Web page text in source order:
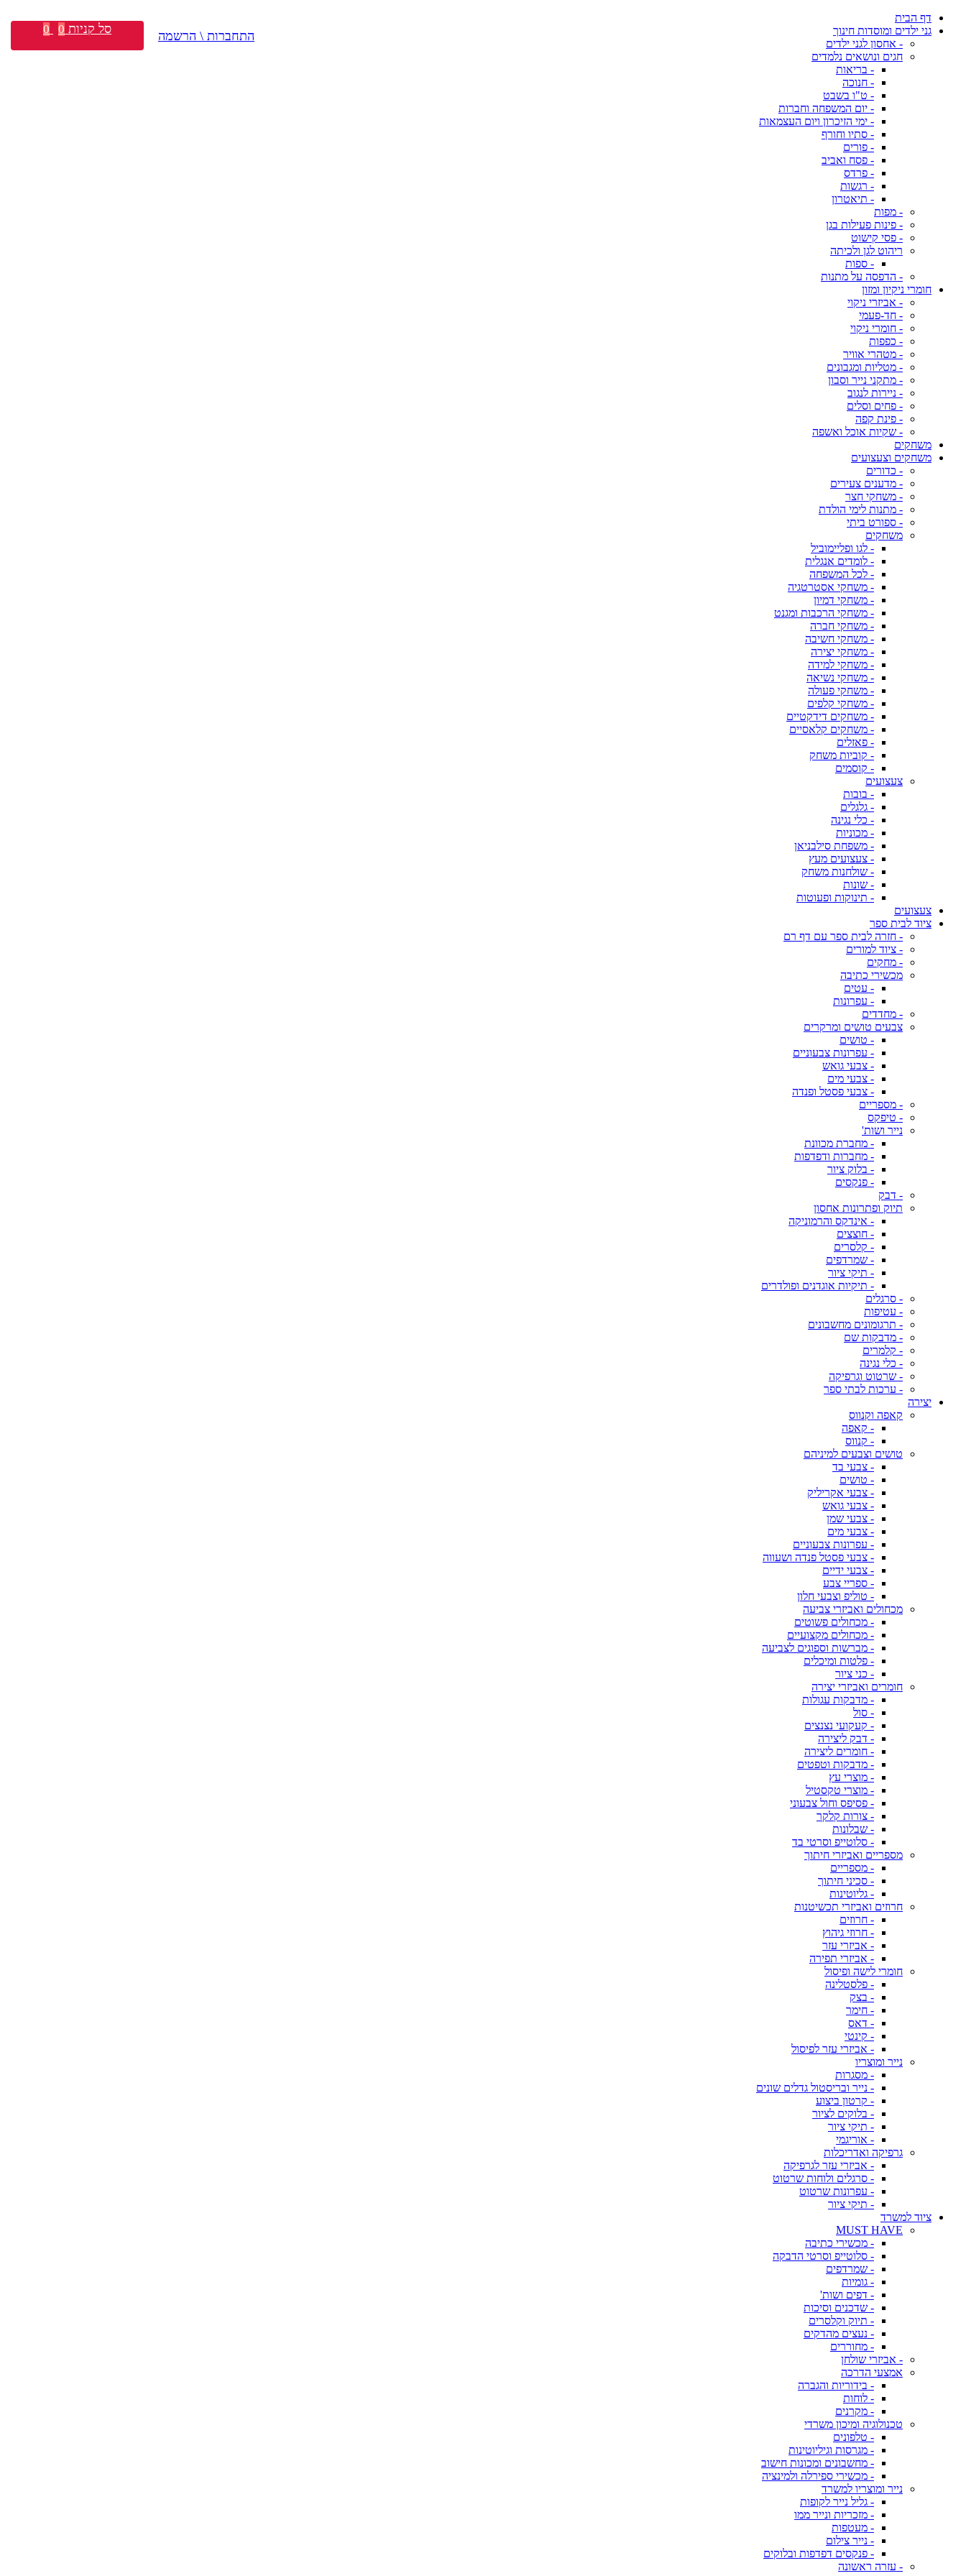
דף הבית
גני ילדים ומוסדות חינוך
- אחסון לגני ילדים
חגים ונושאים נלמדים
- בריאות
- חנוכה
- ט"ו בשבט
- יום המשפחה וחברות
- ימי הזיכרון ויום העצמאות
- סתיו וחורף
- פורים
- פסח ואביב
- פרדס
- רגשות
- תיאטרון
- מפות
- פינות פעילות בגן
- פסי קישוט
ריהוט לגן ולכיתה
- ספות
- הדפסה על מתנות
חומרי ניקיון ומזון
- אביזרי ניקוי
- חד-פעמי
- חומרי ניקוי
- כפפות
- מטהרי אוויר
- מטליות ומגבונים
- מתקני נייר וסבון
- ניירות לנגוב
- פחים וסלים
- פינת קפה
- שקיות אוכל ואשפה
משחקים
משחקים וצעצועים
- כדורים
- מדענים צעירים
- משחקי חצר
- מתנות לימי הולדת
- ספורט ביתי
משחקים
- לגו ופליימוביל
- לומדים אנגלית
- לכל המשפחה
- משחקי אסטרטגיה
- משחקי דמיון
- משחקי הרכבות ומגנט
- משחקי חברה
- משחקי חשיבה
- משחקי יצירה
- משחקי למידה
- משחקי נשיאה
- משחקי פעולה
- משחקי קלפים
- משחקים דידקטיים
- משחקים קלאסיים
- פאזלים
- קוביות משחק
- קוסמים
צעצועים
- בובות
- גלגלים
- כלי נגינה
- מכוניות
- משפחת סילבניאן
- צעצועים מעץ
- שולחנות משחק
- שונות
- תינוקות ופעוטות
צעצועים
ציוד לבית ספר
- חזרה לבית ספר עם דף רם
- ציוד למורים
- מחקים
מכשירי כתיבה
- עטים
- עפרונות
- מחדדים
צבעים טושים ומרקרים
- טושים
- עפרונות צבעוניים
- צבעי גואש
- צבעי מים
- צבעי פסטל ופנדה
- מספריים
- טיפקס
נייר ושות'
- מחברת מכוונת
- מחברות ודפדפות
- בלוק ציור
- פנקסים
- דבק
תיוק ופתרונות אחסון
- אינדקס והרמוניקה
- חוצצים
- קלסרים
- שמרדפים
- תיקי ציור
- תיקיות אוגדנים ופולדרים
- סרגלים
- עטיפות
- תרגומונים מחשבונים
- מדבקות שם
- קלמרים
- כלי נגינה
- שרטוט וגרפיקה
- ערכות לבתי ספר
יצירה
קאפה וקנווס
- קאפה
- קנווס
טושים וצבעים למיניהם
- צבעי בד
- טושים
- צבעי אקריליק
- צבעי גואש
- צבעי שמן
- צבעי מים
- עפרונות צבעוניים
- צבעי פסטל פנדה ושעווה
- צבעי ידיים
- ספריי צבע
- טוליפ וצבעי חלון
מכחולים ואביזרי צביעה
- מכחולים פשוטים
- מכחולים מקצועיים
- מברשות וספוגים לצביעה
- פלטות ומיכלים
- כני ציור
חומרים ואביזרי יצירה
- מדבקות עגולות
- סול
- קעקועי נצנצים
- דבק ליצירה
- חומרים ליצירה
- מדבקות וטפטים
- מוצרי עץ
- מוצרי טקסטיל
- פסיפס וחול צבעוני
- צורות קלקר
- שבלונות
- סלוטייפ וסרטי בד
מספריים ואביזרי חיתוך
- מספריים
- סכיני חיתוך
- גליוטינות
חרוזים ואביזרי תכשיטנות
- חרוזים
- חרוזי גיהוץ
- אביזרי עזר
- אביזרי תפירה
חומרי לישה ופיסול
- פלסטלינה
- בצק
- חימר
- דאס
- קינטי
- אביזרי עזר לפיסול
נייר ומוצריו
- מסגרות
- נייר ובריסטול גדלים שונים
- קרטון ביצוע
- בלוקים לציור
- תיקי ציור
- אוריגמי
גרפיקה ואדריכלות
- אביזרי עזר לגרפיקה
- סרגלים ולוחות שרטוט
- עפרונות שרטוט
- תיקי ציור
ציוד למשרד
MUST HAVE
- מכשירי כתיבה
- סלוטייפ וסרטי הדבקה
- שמרדפים
- גומיות
- דפים ושות'
- שדכנים וסיכות
- תיוק וקלסרים
- נעצים מהדקים
- מחוררים
- אביזרי שולחן
אמצעי הדרכה
- בידוריות והגברה
- לוחות
- מקרנים
טכנולוגיה ומיכון משרדי
- טלפונים
- מגרסות וגיליוטינות
- מחשבונים ומכונות חישוב
- מכשירי ספירלה ולמינציה
נייר ומוצריו למשרד
- גליל נייר לקופות
- מזכריות ונייר ממו
- מעטפות
- נייר צילום
- פנקסים דפדפות ובלוקים
- עזרה ראשונה
התחברות \ הרשמה סל קניות 0
0